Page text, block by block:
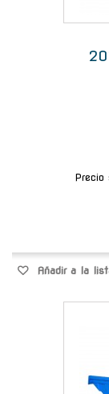
Precio
Añadir a la